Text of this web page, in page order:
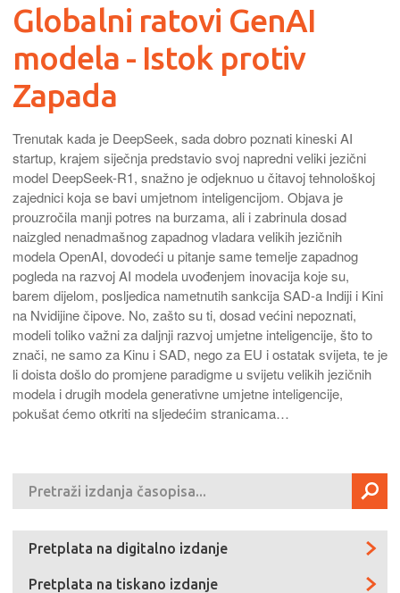
Globalni ratovi GenAI
modela - Istok protiv
Zapada
Trenutak kada je DeepSeek, sada dobro poznati kineski AI
startup, krajem siječnja predstavio svoj napredni veliki jezični
model DeepSeek-R1, snažno je odjeknuo u čitavoj tehnološkoj
zajednici koja se bavi umjetnom inteligencijom. Objava je
prouzročila manji potres na burzama, ali i zabrinula dosad
naizgled nenadmašnog zapadnog vladara velikih jezičnih
modela OpenAI, dovodeći u pitanje same temelje zapadnog
pogleda na razvoj AI modela uvođenjem inovacija koje su,
barem dijelom, posljedica nametnutih sankcija SAD-a Indiji i Kini
na Nvidijine čipove. No, zašto su ti, dosad većini nepoznati,
modeli toliko važni za daljnji razvoj umjetne inteligencije, što to
znači, ne samo za Kinu i SAD, nego za EU i ostatak svijeta, te je
li doista došlo do promjene paradigme u svijetu velikih jezičnih
modela i drugih modela generativne umjetne inteligencije,
pokušat ćemo otkriti na sljedećim stranicama…
Pretplata na digitalno izdanje
Pretplata na tiskano izdanje